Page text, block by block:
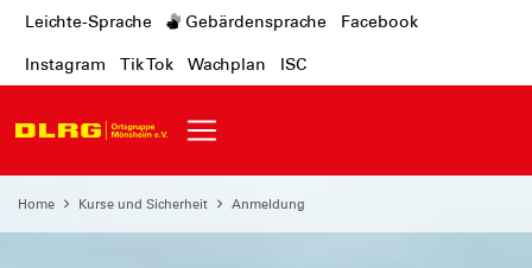
Leichte-Sprache Gebärdensprache Facebook
Instagram Tik Tok Wachplan ISC
Home Kurse und Sicherheit Anmeldung